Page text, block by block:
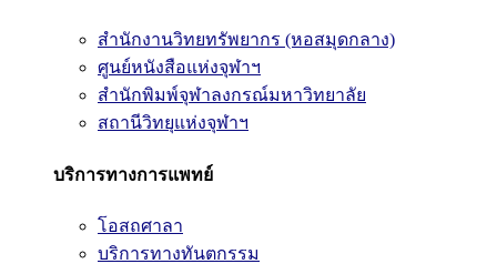
สำนักงานวิทยทรัพยากร (หอสมุดกลาง)
ศูนย์หนังสือแห่งจุฬาฯ
สำนักพิมพ์จุฬาลงกรณ์มหาวิทยาลัย
สถานีวิทยุแห่งจุฬาฯ
บริการทางการแพทย์
โอสถศาลา
บริการทางทันตกรรม